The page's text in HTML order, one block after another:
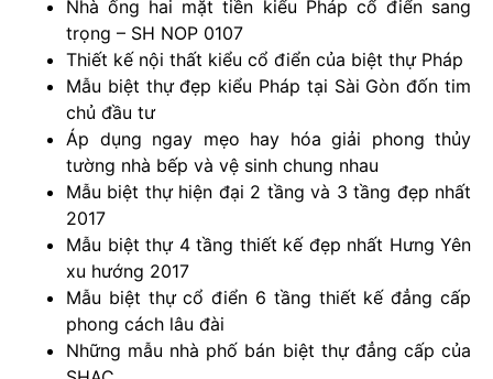
Nhà ống hai mặt tiền kiểu Pháp cổ điển sang
trọng – SH NOP 0107
Thiết kế nội thất kiểu cổ điển của biệt thự Pháp
Mẫu biệt thự đẹp kiểu Pháp tại Sài Gòn đốn tim
chủ đầu tư
Áp dụng ngay mẹo hay hóa giải phong thủy
tường nhà bếp và vệ sinh chung nhau
Mẫu biệt thự hiện đại 2 tầng và 3 tầng đẹp nhất
2017
Mẫu biệt thự 4 tầng thiết kế đẹp nhất Hưng Yên
xu hướng 2017
Mẫu biệt thự cổ điển 6 tầng thiết kế đẳng cấp
phong cách lâu đài
Những mẫu nhà phố bán biệt thự đẳng cấp của